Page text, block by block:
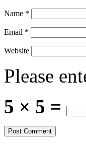
Name *
Email *
Website
Please
5 × 5 =